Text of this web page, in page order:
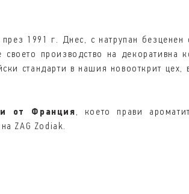
1991 г. Днес, с натрупан безценен
производство на декоративна
стандарти в нашия новооткрит цех,
от Франция, което прави
ZAG Zodiak.